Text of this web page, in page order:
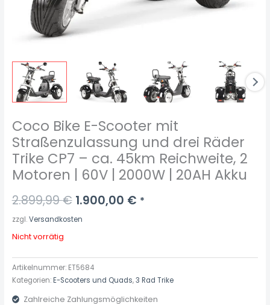
Coco Bike E-Scooter mit
Straßenzulassung und drei Räder
Trike CP7 – ca. 45km Reichweite, 2
Motoren | 60V | 2000W | 20AH Akku
2.899,99€ 1.900,00 € *
zzgl.Versandkosten
Nicht vorrätig
Artikelnummer: ET5684
Kategorien:E-Scooters und Quads,3 Rad Trike
Zahlreiche Zahlungsmöglichkeiten